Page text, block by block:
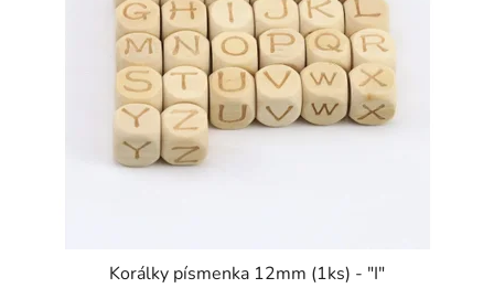
Korálky písmenka 12mm (1ks) - "I"